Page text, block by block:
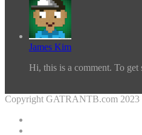
James Kim
Hi, this is a comment. To
Copyright GATRANTB.com 2023